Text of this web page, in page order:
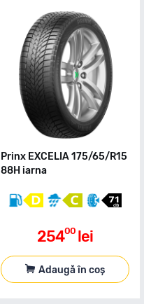
Prinx EXCELIA 175/65/R15
88H iarna
25400 lei
Adaugă în coș